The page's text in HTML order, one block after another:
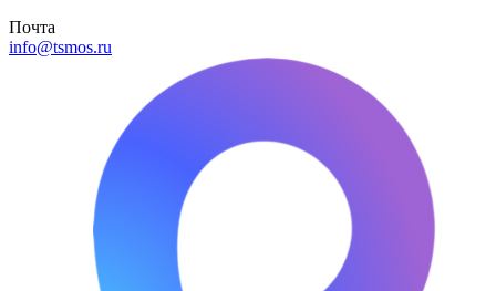
Почта
info@tsmos.ru